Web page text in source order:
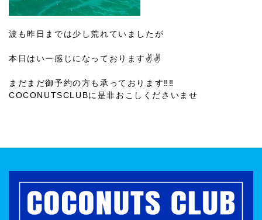
波も昨日までは少し荒れていましたが
本日はいー感じになっております✌✌
まだまだ御予約の方も承っております‼‼
COCONUTSCLUBに是非おこしくださいませ